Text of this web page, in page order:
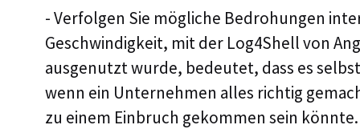
- Verfolgen Sie mögliche Bedrohungen
Geschwindigkeit, mit der Log4Shell von
ausgenutzt wurde, bedeutet, dass es
wenn ein Unternehmen alles richtig
zu einem Einbruch gekommen sein könnte.